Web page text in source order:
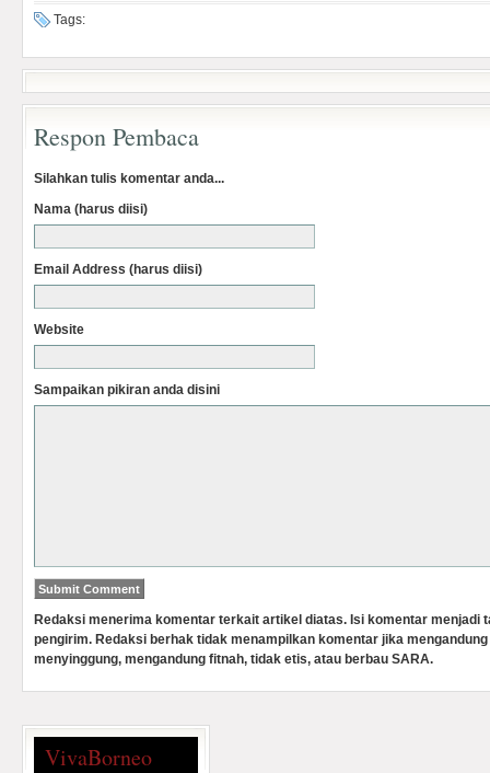
Tags:
Respon Pembaca
Silahkan tulis komentar anda...
Nama (harus diisi)
Email Address (harus diisi)
Website
Sampaikan pikiran anda disini
Redaksi menerima komentar terkait artikel diatas. Isi komentar menjadi
pengirim. Redaksi berhak tidak menampilkan komentar jika
menyinggung, mengandung fitnah, tidak etis, atau berbau SARA.
VivaBorneo